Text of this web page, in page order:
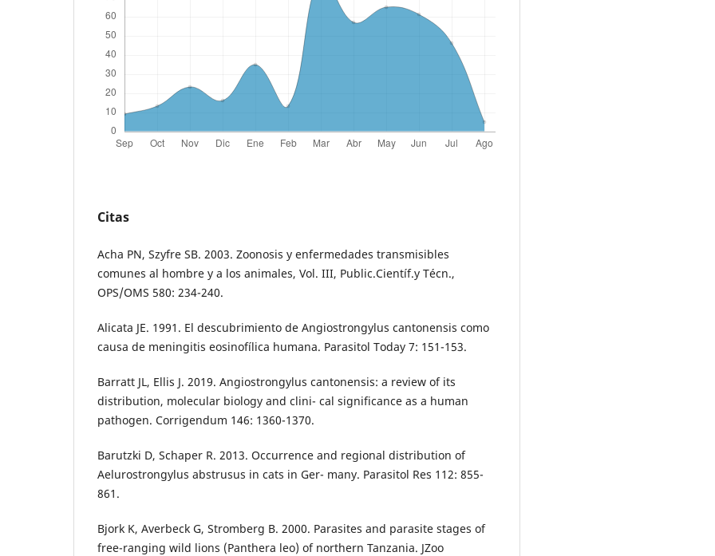
Citas
Acha PN, Szyfre SB. 2003. Zoonosis y enfermedades transmisibles
comunes al hombre y a los animales, Vol. III, Public.Científ.y Técn.,
OPS/OMS 580: 234-240.
Alicata JE. 1991. El descubrimiento de Angiostrongylus cantonensis como
causa de meningitis eosinofílica humana. Parasitol Today 7: 151-153.
Barratt JL, Ellis J. 2019. Angiostrongylus cantonensis: a review of its
distribution, molecular biology and clini- cal significance as a human
pathogen. Corrigendum 146: 1360-1370.
Barutzki D, Schaper R. 2013. Occurrence and regional distribution of
Aelurostrongylus abstrusus in cats in Ger- many. Parasitol Res 112: 855-
861.
Bjork K, Averbeck G, Stromberg B. 2000. Parasites and parasite stages of
free-ranging wild lions (Panthera leo) of northern Tanzania. JZoo